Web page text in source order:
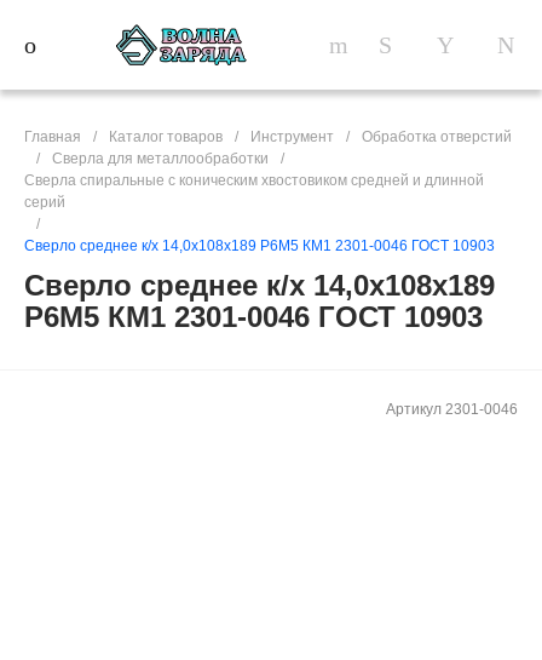
Главная / Каталог товаров / Инструмент /
Обработка отверстий
/
Сверла для металлообработки
/
Сверла спиральные c коническим хвостовиком средней и длинной
серий
/
Сверло среднее к/х 14,0х108х189 Р6М5 КМ1 2301-0046 ГОСТ 10903
Сверло среднее к/х 14,0х108х189
Р6М5 КМ1 2301-0046 ГОСТ 10903
Артикул 2301-0046